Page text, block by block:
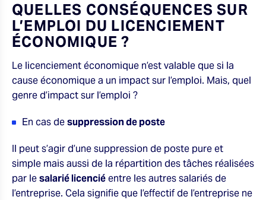
QUELLES CONSÉQUENCES SUR
L’EMPLOI DU LICENCIEMENT
ÉCONOMIQUE ?
Le licenciement économique n’est valable que si la
cause économique a un impact sur l’emploi. Mais, quel
genre d’impact sur l’emploi ?
En cas desuppression de poste
Il peut s’agir d’une suppression de poste pure et
simple mais aussi de la répartition des tâches réalisées
par lesalarié licenciéentre les autres salariés de
l’entreprise. Cela signifie que l’effectif de l’entreprise ne